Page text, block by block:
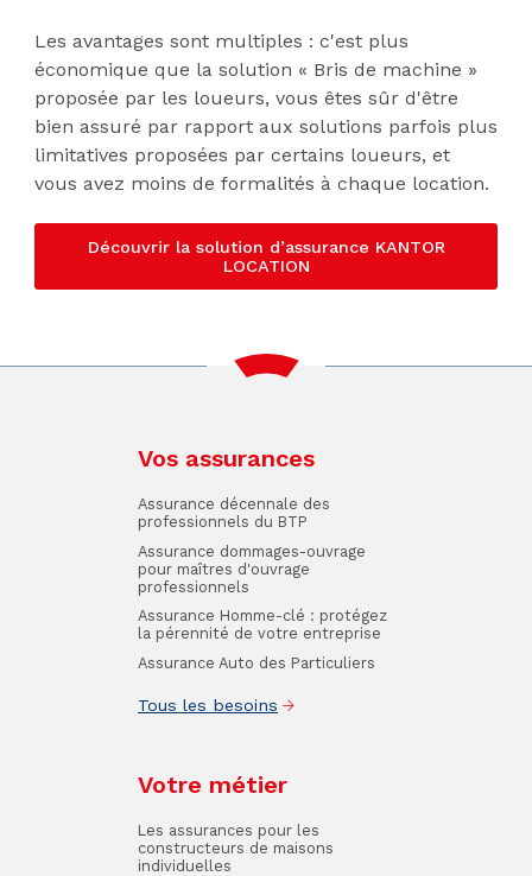
Les avantages sont multiples : c'est plus
économique que la solution « Bris de machine »
proposée par les loueurs, vous êtes sûr d'être
bien assuré par rapport aux solutions parfois plus
limitatives proposées par certains loueurs, et
vous avez moins de formalités à chaque location.
Découvrir la solution d’assurance KANTOR
LOCATION
Vos assurances
Assurance décennale des
professionnels du BTP
Assurance dommages-ouvrage
pour maîtres d'ouvrage
professionnels
Assurance Homme-clé : protégez
la pérennité de votre entreprise
Assurance Auto des Particuliers
Tous les besoins
Votre métier
Les assurances pour les
constructeurs de maisons
individuelles